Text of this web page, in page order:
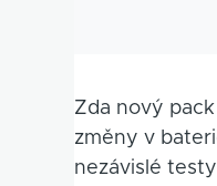
Zda nový
změny v
nezávislé